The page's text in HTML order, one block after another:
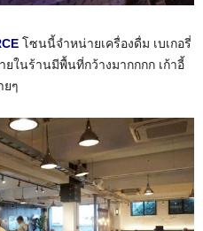
โซนนี้จำหน่ายเครื่องดื่ม เบเกอรี่
ยในร้านมีพื้นที่กว้างมากกกก เก้าอี้
ยๆ